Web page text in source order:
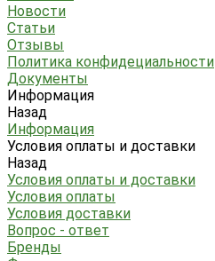
Новости
Статьи
Отзывы
Политика конфидециальности
Документы
Информация
Назад
Информация
Условия оплаты и доставки
Назад
Условия оплаты и доставки
Условия оплаты
Условия доставки
Вопрос - ответ
Бренды